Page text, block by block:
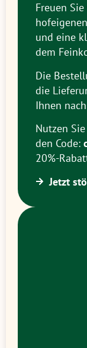
Freuen
und eine
dem
Die
die
Ihnen
Nutzen
den Code:
20%-
Jetzt